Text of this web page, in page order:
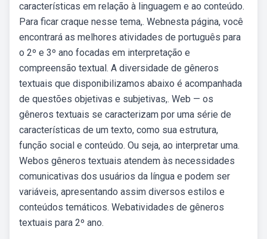
características em relação à linguagem e ao conteúdo.
Para ficar craque nesse tema,. Webnesta página, você
encontrará as melhores atividades de português para
o 2º e 3º ano focadas em interpretação e
compreensão textual. A diversidade de gêneros
textuais que disponibilizamos abaixo é acompanhada
de questões objetivas e subjetivas,. Web — os
gêneros textuais se caracterizam por uma série de
características de um texto, como sua estrutura,
função social e conteúdo. Ou seja, ao interpretar uma.
Webos gêneros textuais atendem às necessidades
comunicativas dos usuários da língua e podem ser
variáveis, apresentando assim diversos estilos e
conteúdos temáticos. Webatividades de gêneros
textuais para 2º ano.